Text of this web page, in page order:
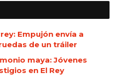
Empujón envía a
de un tráiler
maya: Jóvenes
en El Rey